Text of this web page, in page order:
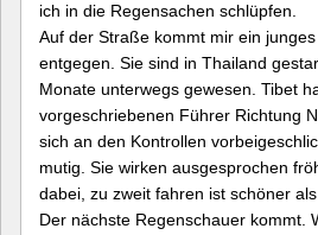
ich in die Regensachen schlüpfen.
Auf der Straße kommt mir ein
entgegen. Sie sind in Thailand
Monate unterwegs gewesen. Tibet
vorgeschriebenen Führer Richtung
sich an den Kontrollen
mutig. Sie wirken ausgesprochen
dabei, zu zweit fahren ist schöner als
Der nächste Regenschauer kommt.